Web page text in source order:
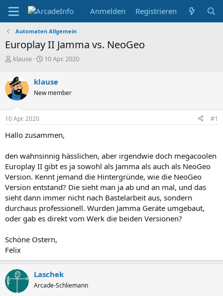
Anmelden Registrieren
Automaten Allgemein
Europlay II Jamma vs. NeoGeo
E
s
t
e
l
l
e
klause
E
t
e
l
m
10 Apr. 2020
klause
New member
10 Apr. 2020 #1
Hallo zusammen,
den wahnsinnig hässlichen, aber irgendwie doch megacoolen
Europlay II gibt es ja sowohl als Jamma als auch als NeoGeo
Version. Kennt jemand die Hintergründe, wie die NeoGeo
Version entstand? Die sieht man ja ab und an mal, und das
sieht dann immer nicht nach Bastelarbeit aus, sondern
durchaus professionell. Wurden Jamma Geräte umgebaut,
oder gab es direkt vom Werk die beiden Versionen?
Schöne Ostern,
Felix
Laschek
Arcade-Schliemann